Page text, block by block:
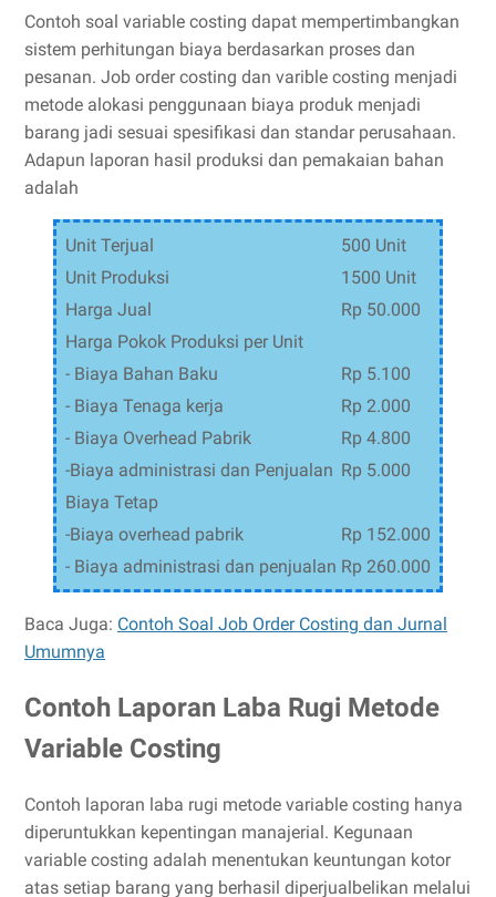
Contoh soal variable costing dapat mempertimbangkan
sistem perhitungan biaya berdasarkan proses dan
pesanan. Job order costing dan varible costing menjadi
metode alokasi penggunaan biaya produk menjadi
barang jadi sesuai spesifikasi dan standar perusahaan.
Adapun laporan hasil produksi dan pemakaian bahan
adalah
Unit Terjual
500 Unit
Unit Produksi
1500 Unit
Harga Jual
Rp 50.000
Harga Pokok Produksi per Unit
- Biaya Bahan Baku
Rp 5.100
- Biaya Tenaga kerja
Rp 2.000
- Biaya Overhead Pabrik
Rp 4.800
-Biaya administrasi dan Penjualan Rp 5.000
Biaya Tetap
-Biaya overhead pabrik
Rp 152.000
- Biaya administrasi dan penjualan Rp 260.000
Baca Juga: Contoh Soal Job Order Costing dan Jurnal
Umumnya
Contoh Laporan Laba Rugi Metode
Variable Costing
Contoh laporan laba rugi metode variable costing hanya
diperuntukkan kepentingan manajerial. Kegunaan
variable costing adalah menentukan keuntungan kotor
atas setiap barang yang berhasil diperjualbelikan melalui